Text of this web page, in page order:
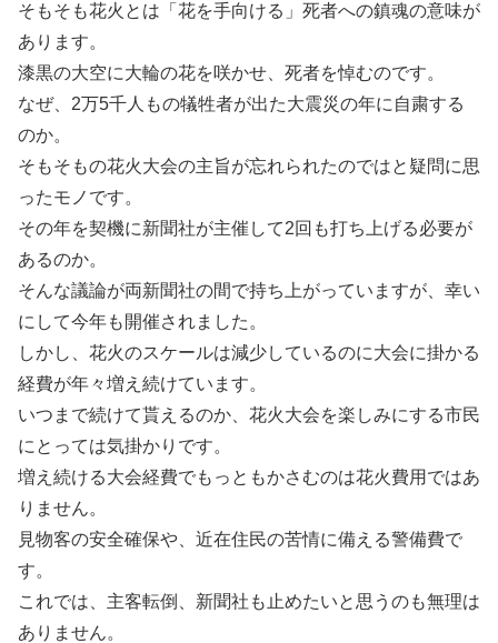
そもそも花火とは「花を手向ける」死者への鎮魂の意味が
あります。
漆黒の大空に大輪の花を咲かせ、死者を悼むのです。
なぜ、2万5千人もの犠牲者が出た大震災の年に自粛する
のか。
そもそもの花火大会の主旨が忘れられたのではと疑問に思
ったモノです。
その年を契機に新聞社が主催して2回も打ち上げる必要が
あるのか。
そんな議論が両新聞社の間で持ち上がっていますが、幸い
にして今年も開催されました。
しかし、花火のスケールは減少しているのに大会に掛かる
経費が年々増え続けています。
いつまで続けて貰えるのか、花火大会を楽しみにする市民
にとっては気掛かりです。
増え続ける大会経費でもっともかさむのは花火費用ではあ
りません。
見物客の安全確保や、近在住民の苦情に備える警備費で
す。
これでは、主客転倒、新聞社も止めたいと思うのも無理は
ありません。